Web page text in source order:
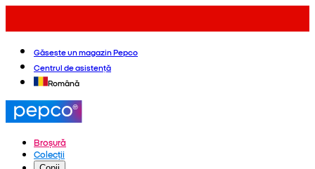
Găsește un magazin Pepco
Centrul de asistență
Română
Broșură
Colecții